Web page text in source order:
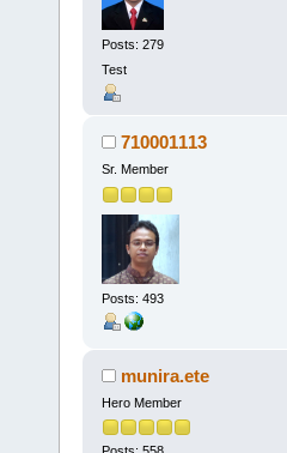
Posts: 279
Test
710001113
Sr. Member
Posts: 493
munira.ete
Hero Member